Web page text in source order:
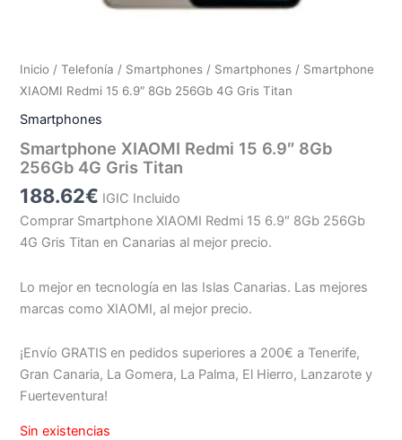
Inicio /Telefonía / Smartphones / Smartphones / Smartphone
XIAOMI Redmi 15 6.9″ 8Gb 256Gb 4G Gris Titan
Smartphones
Smartphone XIAOMI Redmi 15 6.9″ 8Gb
256Gb 4G Gris Titan
188.62€ IGIC Incluido
Comprar Smartphone XIAOMI Redmi 15 6.9″ 8Gb 256Gb
4G Gris Titan en Canarias al mejor precio.
Lo mejor en tecnología en las Islas Canarias. Las mejores
marcas como XIAOMI, al mejor precio.
¡Envío GRATIS en pedidos superiores a 200€ a Tenerife,
Gran Canaria, La Gomera, La Palma, El Hierro, Lanzarote y
Fuerteventura!
Sin existencias